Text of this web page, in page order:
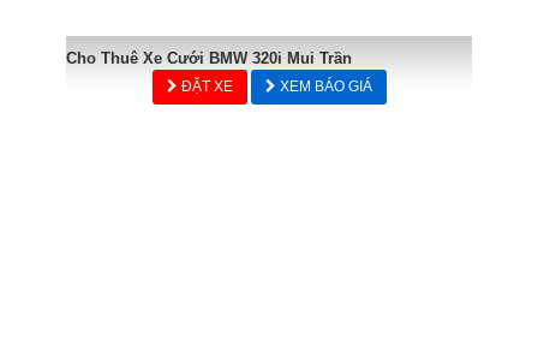
Cho Thuê Xe Cưới BMW 320i Mui Trần
ĐẶT XE XEM BÁO GIÁ